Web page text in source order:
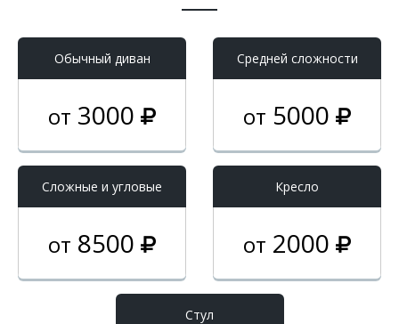
Обычный диван
от 3000
Средней сложности
от 5000
Cложные и угловые
от 8500
Кресло
от 2000
Стул